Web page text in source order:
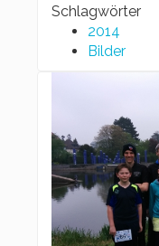
Schlagwörter
2014
Bilder